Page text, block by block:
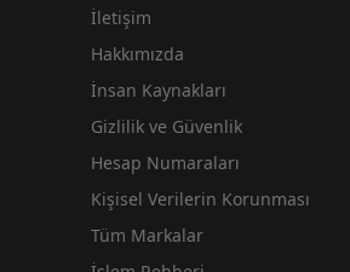
İletişim
Hakkımızda
İnsan Kaynakları
Gizlilik ve Güvenlik
Hesap Numaraları
Kişisel Verilerin Korunması
Tüm Markalar